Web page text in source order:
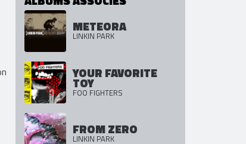
INTEGRAL DISCOGRAPHIE
ALBUMS ASSOCIÉS
LINKIN PARK
FOO FIGHTERS